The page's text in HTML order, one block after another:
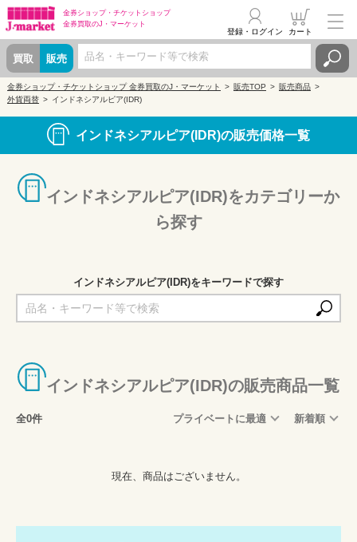
金券ショップ・ チケットショップ
金券買取のJ・マーケット
買取 販売
登録・ログイン カート
金券ショップ・チケットショップ 金券買取のJ・マーケット 販売TOP
販売商品
外貨両替
インドネシアルピア(IDR)
インドネシアルピア(IDR)の販売価格一覧
インドネシアルピア(IDR)をカテゴリーか
ら探す
インドネシアルピア(IDR)をキーワードで探す
インドネシアルピア(IDR)の販売商品一覧
全0件 プライベートに最適 新着順
現在、商品はございません。